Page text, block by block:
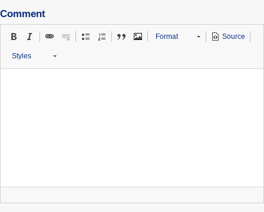
Comment
Format Source
Styles